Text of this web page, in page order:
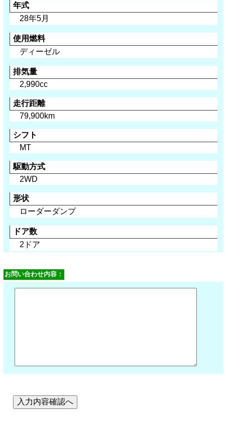
年式
28年5月
使用燃料
ディーゼル
排気量
2,990cc
走行距離
79,900km
シフト
MT
駆動方式
2WD
形状
ローダーダンプ
ドア数
2ドア
お問い合わせ内容：